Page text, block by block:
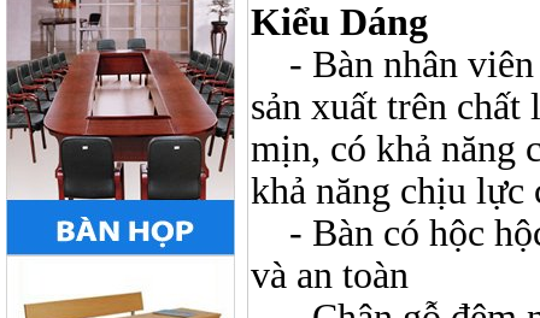
Kiểu Dáng
- Bàn nhân viên
sản xuất trên chất
mịn, có khả năng
khả năng chịu lực
- Bàn có hộc
và an toàn